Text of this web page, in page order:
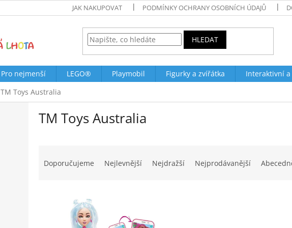
JAK NAKUPOVAT PODMÍNKY OCHRANY OSOBNÍCH ÚDAJŮ
HLEDAT
Pro nejmenší LEGO® Playmobil Figurky a zvířátka Interaktivní a
TM Toys Australia
TM Toys Australia
Doporučujeme Nejlevnější Nejdražší Nejprodávanější